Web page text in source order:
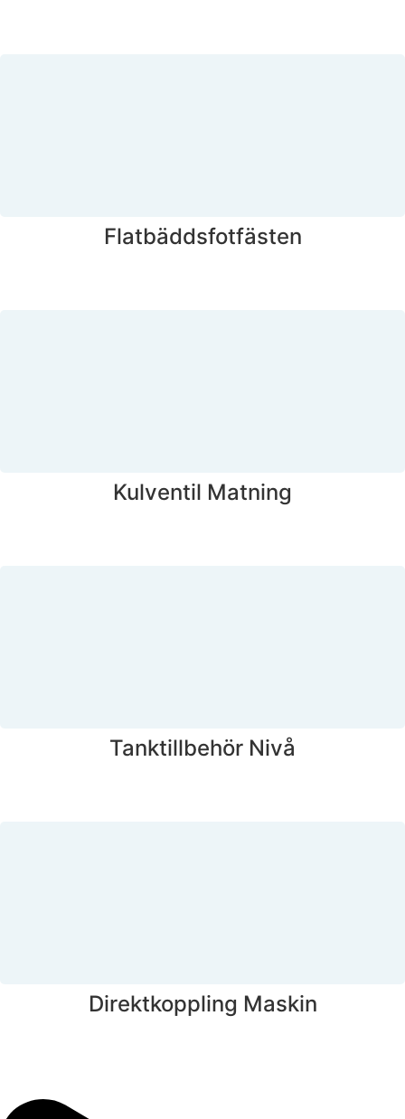
Flatbäddsfotfästen
Kulventil Matning
Tanktillbehör Nivå
Direktkoppling Maskin